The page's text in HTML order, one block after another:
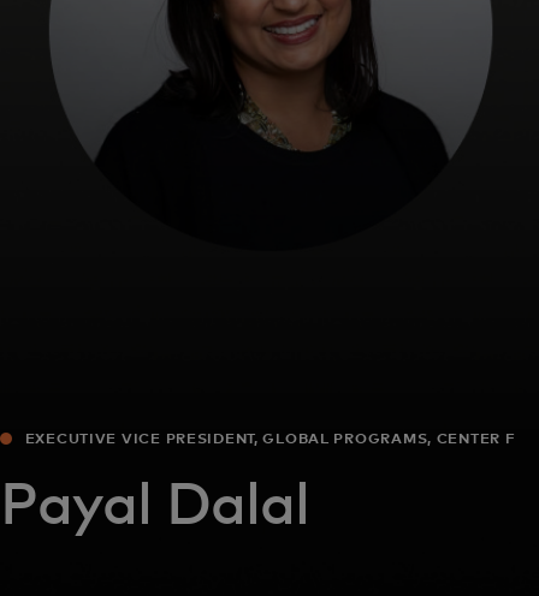
EXECUTIVE VICE PRESIDENT, GLOBAL PROGRAMS, CENTER FOR
Payal Dalal